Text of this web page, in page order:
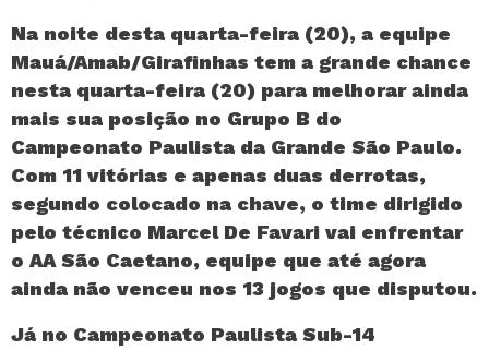
Na noite desta quarta-feira (20), a equipe
Mauá/Amab/Girafinhas tem a grande chance
nesta quarta-feira (20) para melhorar ainda
mais sua posição no Grupo B do
Campeonato Paulista da Grande São Paulo.
Com 11 vitórias e apenas duas derrotas,
segundo colocado na chave, o time dirigido
pelo técnico Marcel De Favari vai enfrentar
o AA São Caetano, equipe que até agora
ainda não venceu nos 13 jogos que disputou.
Já no Campeonato Paulista Sub-14